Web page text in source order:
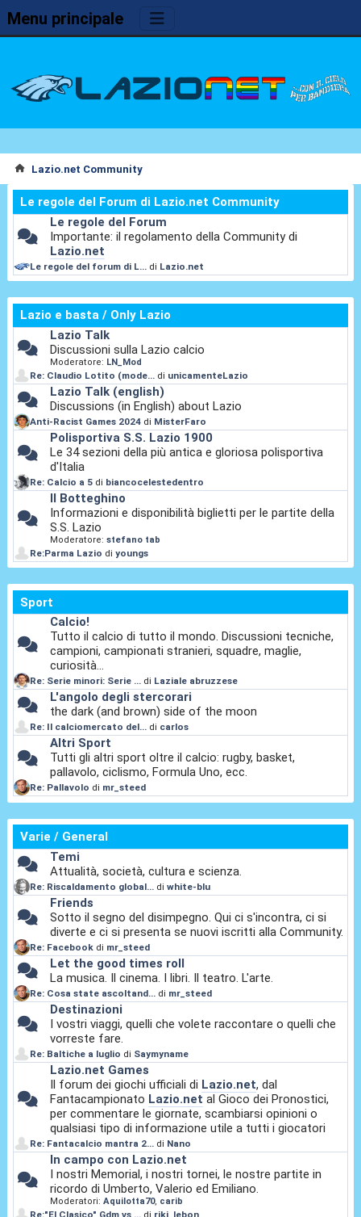
Menu principale
Lazio.net Community
Le regole del Forum di Lazio.net Community
Le regole del Forum
Importante: il regolamento della Community di
Lazio.net
Le regole del forum di L... di Lazio.net
Lazio e basta / Only Lazio
Lazio Talk
Discussioni sulla Lazio calcio
Moderatore: LN_Mod
Re: Claudio Lotito (mode... di unicamenteLazio
Lazio Talk (english)
Discussions (in English) about Lazio
Anti-Racist Games 2024 di MisterFaro
Polisportiva S.S. Lazio 1900
Le 34 sezioni della più antica e gloriosa polisportiva
d'Italia
Re: Calcio a 5 di biancocelestedentro
Il Botteghino
Informazioni e disponibilità biglietti per le partite della
S.S. Lazio
Moderatore:stefano tab
Re:Parma Lazio diyoungs
Sport
Calcio!
Tutto il calcio di tutto il mondo. Discussioni tecniche,
campioni, campionati stranieri, squadre, maglie,
curiosità...
Re: Serie minori: Serie ... di Laziale abruzzese
L'angolo degli stercorari
the dark (and brown) side of the moon
Re: Il calciomercato del... di carlos
Altri Sport
Tutti gli altri sport oltre il calcio: rugby, basket,
pallavolo, ciclismo, Formula Uno, ecc.
Re: Pallavolo di mr_steed
Varie / General
Temi
Attualità, società, cultura e scienza.
Re: Riscaldamento global... diwhite-blu
Friends
Sotto il segno del disimpegno. Qui ci s'incontra, ci si
diverte e ci si presenta se nuovi iscritti alla Community.
Re: Facebook di mr_steed
Let the good times roll
La musica. Il cinema. I libri. Il teatro. L'arte.
Re: Cosa state ascoltand... di mr_steed
Destinazioni
I vostri viaggi, quelli che volete raccontare o quelli che
vorreste fare.
Re: Baltiche a luglio di Saymyname
Lazio.net Games
Il forum dei giochi ufficiali di Lazio.net, dal
Fantacampionato Lazio.net al Gioco dei Pronostici,
per commentare le giornate, scambiarsi opinioni o
qualsiasi tipo di informazione utile a tutti i giocatori
Re: Fantacalcio mantra 2... di Nano
In campo con Lazio.net
I nostri Memorial, i nostri tornei, le nostre partite in
ricordo di Umberto, Valerio ed Emiliano.
Moderatori:Aquilotta70, carib
Re:"El Clasico" Gdm vs ... di riki_lebon